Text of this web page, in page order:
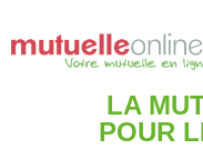
au
contenu
LA
POUR